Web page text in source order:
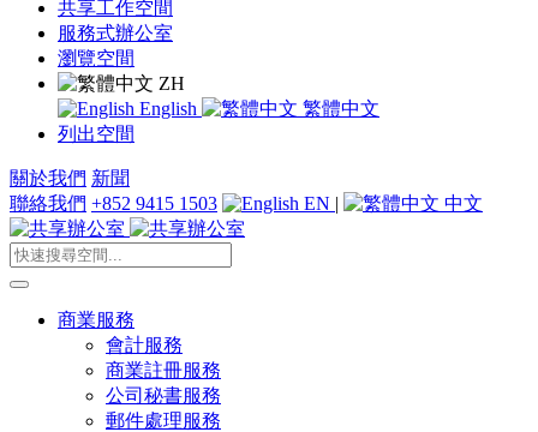
共享工作空間
服務式辦公室
瀏覽空間
ZH
English
繁體中文
列出空間
關於我們 新聞
聯絡我們 +852 9415 1503 EN | 中文
商業服務
會計服務
商業註冊服務
公司秘書服務
郵件處理服務